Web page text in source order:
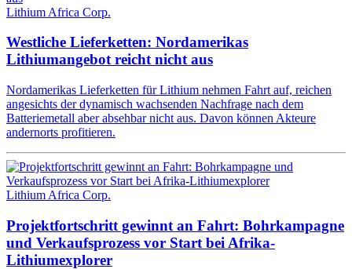
Lithium Africa Corp.
Westliche Lieferketten: Nordamerikas
Lithiumangebot reicht nicht aus
Nordamerikas Lieferketten für Lithium nehmen Fahrt auf, reichen
angesichts der dynamisch wachsenden Nachfrage nach dem
Batteriemetall aber absehbar nicht aus. Davon können Akteure
andernorts profitieren.
Lithium Africa Corp.
Projektfortschritt gewinnt an Fahrt: Bohrkampagne
und Verkaufsprozess vor Start bei Afrika-
Lithiumexplorer